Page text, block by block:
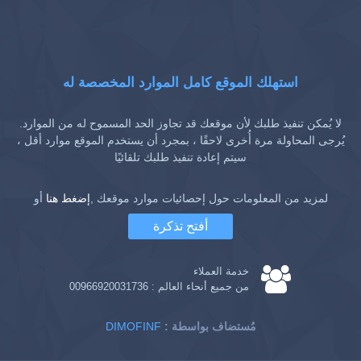
استهلك الموقع كامل الموارد المخصصة له
لا يُمكن تنفيذ طلبك لأن موقعك قد تجاوز الحد المسموح له من الموارد.
يُرجى المحاولة مرة أُخرى لاحقًا ، بمجرد أن يستخدم الموقع موارد أقل ،
سيتم إعادة تنفيذ طلبك تلقائيًا
لمزيد من المعلومات حول إحصائيات موارد موقعك ,إضغط هنا أو
أفتح تذكرة
خدمة العملاء
من جميع أنحاء العالم : 00966920031736
DIMOFINF : مُستضاف بواسطة